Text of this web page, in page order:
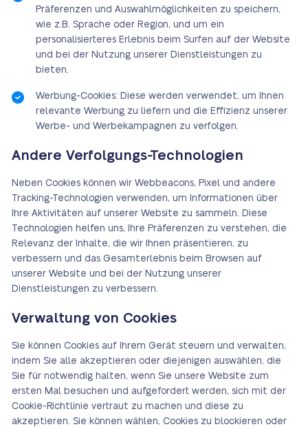
Präferenzen und Auswahlmöglichkeiten zu speichern,
wie z.B. Sprache oder Region, und um ein
personalisierteres Erlebnis beim Surfen auf der Website
und bei der Nutzung unserer Dienstleistungen zu
bieten.
Werbung-Cookies: Diese werden verwendet, um Ihnen
relevante Werbung zu liefern und die Effizienz unserer
Werbe- und Werbekampagnen zu verfolgen.
Andere Verfolgungs-Technologien
Neben Cookies können wir Webbeacons, Pixel und andere
Tracking-Technologien verwenden, um Informationen über
Ihre Aktivitäten auf unserer Website zu sammeln. Diese
Technologien helfen uns, Ihre Präferenzen zu verstehen, die
Relevanz der Inhalte, die wir Ihnen präsentieren, zu
verbessern und das Gesamterlebnis beim Browsen auf
unserer Website und bei der Nutzung unserer
Dienstleistungen zu verbessern.
Verwaltung von Cookies
Sie können Cookies auf Ihrem Gerät steuern und verwalten,
indem Sie alle akzeptieren oder diejenigen auswählen, die
Sie für notwendig halten, wenn Sie unsere Website zum
ersten Mal besuchen und aufgefordert werden, sich mit der
Cookie-Richtlinie vertraut zu machen und diese zu
akzeptieren. Sie können wählen, Cookies zu blockieren oder